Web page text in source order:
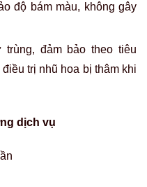
độ bám màu, không gây
đảm bảo theo tiêu
trị nhũ hoa bị thâm khi
dịch vụ